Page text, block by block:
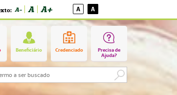
A- A A+ A A
Beneficiário Credenciado
Precisa de
Ajuda?